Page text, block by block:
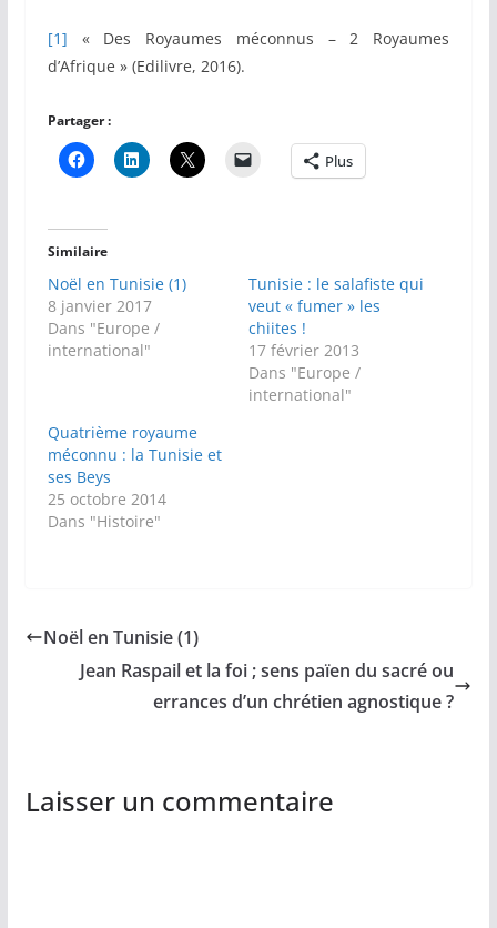
[1] « Des Royaumes méconnus – 2 Royaumes
d’Afrique » (Edilivre, 2016).
Partager :
Plus
Similaire
Noël en Tunisie (1)
8 janvier 2017
Dans "Europe /
international"
Tunisie : le salafiste qui
veut « fumer » les
chiites !
17 février 2013
Dans "Europe /
international"
Quatrième royaume
méconnu : la Tunisie et
ses Beys
25 octobre 2014
Dans "Histoire"
Noël en Tunisie (1)
Jean Raspail et la foi ; sens païen du sacré ou
errances d’un chrétien agnostique ?
Laisser un commentaire